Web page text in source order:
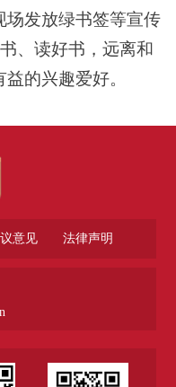
场发放绿书签等宣传
、读好书，远离和
的兴趣爱好。
意见 法律声明